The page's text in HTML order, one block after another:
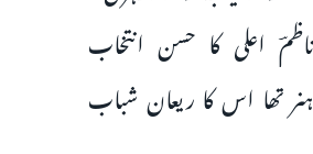
اعلی کا حسن انتخاب
تھا اس کا ریعان شباب